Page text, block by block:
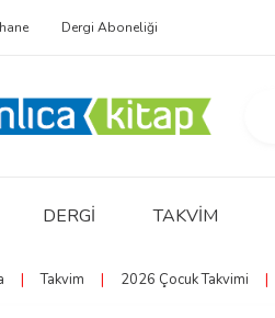
Dergi Aboneliği
DERGI TAKVIM
| Takvim | 2026 Çocuk Takvimi |